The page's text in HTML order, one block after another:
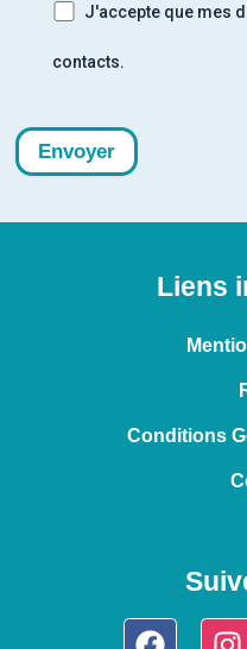
J'accepte que mes
contacts.
Liens
Conditions